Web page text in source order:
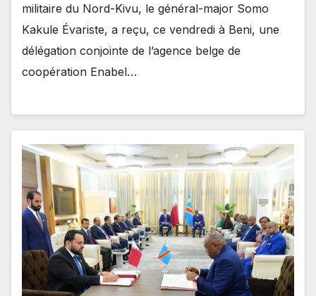
militaire du Nord-Kivu, le général-major Somo
Kakule Évariste, a reçu, ce vendredi à Beni, une
délégation conjointe de l’agence belge de
coopération Enabel…